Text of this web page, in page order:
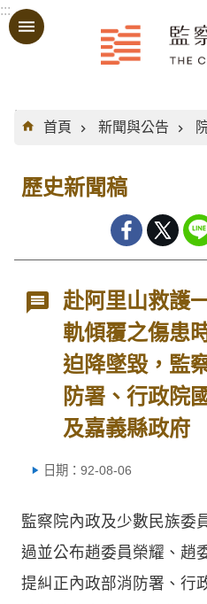
跳到主要內容區塊
:::
:::
首頁
新聞與公告
歷史新聞稿
赴阿里山救護
軌傾覆之傷患
迫降墜毀，監
防署、行政院
及嘉義縣政府
日期：92-08-06
監察院內政及少數民族委
過並公布趙委員榮耀、趙
提糾正內政部消防署、行